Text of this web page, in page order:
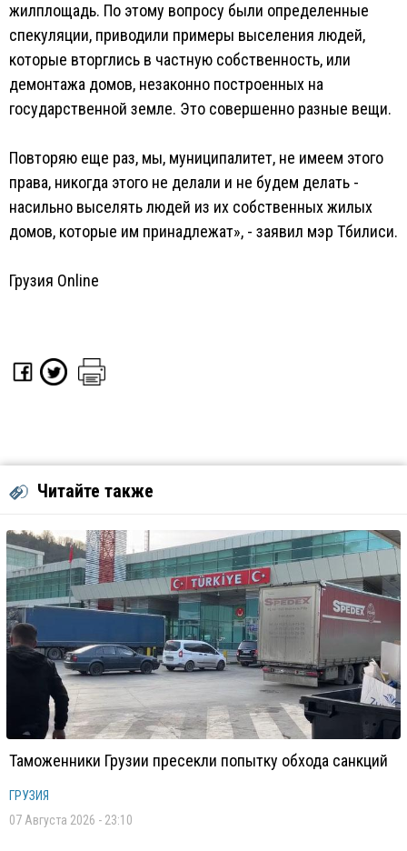
жилплощадь. По этому вопросу были определенные
спекуляции, приводили примеры выселения людей,
которые вторглись в частную собственность, или
демонтажа домов, незаконно построенных на
государственной земле. Это совершенно разные вещи.
Повторяю еще раз, мы, муниципалитет, не имеем этого
права, никогда этого не делали и не будем делать -
насильно выселять людей из их собственных жилых
домов, которые им принадлежат», - заявил мэр Тбилиси.
Грузия Online
Читайте также
Таможенники Грузии пресекли попытку обхода санкций
ГРУЗИЯ
07 Августа 2026 - 23:10